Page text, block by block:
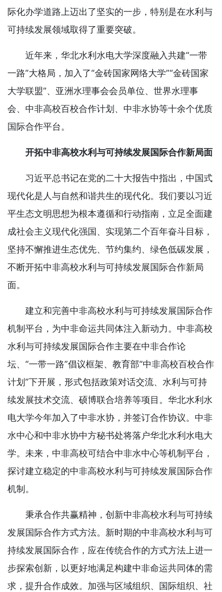
际化办学道路上迈出了坚实的一步，特别是在水利与
可持续发展领域取得了重要突破。
近年来，华北水利水电大学深度融入共建“一带
一路”大格局，加入了“金砖国家网络大学”“金砖国家
大学联盟”、亚洲水理事会会员单位、世界水理事
会、中非高校百校合作计划、中非水协等十余个优质
国际合作平台。
开拓中非高校水利与可持续发展国际合作新局面
习近平总书记在党的二十大报告中指出，中国式
现代化是人与自然和谐共生的现代化。我们要以习近
平生态文明思想为根本遵循和行动指南，立足全面建
成社会主义现代化强国、实现第二个百年奋斗目标，
坚持不懈推进生态优先、节约集约、绿色低碳发展，
不断开拓中非高校水利与可持续发展国际合作新局
面。
建立和完善中非高校水利与可持续发展国际合作
机制平台，为中非命运共同体注入新动力。中非高校
水利与可持续发展国际合作主要在中非合作论
坛、“一带一路”倡议框架、教育部“中非高校百校合作
计划”下开展，形式包括政策对话交流、水利与可持
续发展技术交流、硕博联合培养等项目。华北水利水
电大学今年加入了中非水协，并签订合作协议。中非
水中心和中非水协中方秘书处将落户华北水利水电大
学。未来，中非高校可结合中非水中心等机制平台，
探讨建立稳定的中非高校水利与可持续发展国际合作
机制。
秉承合作共赢精神，创新中非高校水利与可持续
发展国际合作方式方法。新时期的中非高校水利与可
持续发展国际合作，应在传统合作的方式方法上进一
步探索创新，以更好地满足构建中非命运共同体的需
求，提升合作成效。加强与区域组织、国际组织、社